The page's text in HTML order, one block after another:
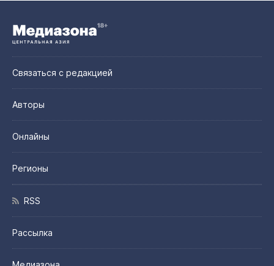
Связаться с редакцией
Авторы
Онлайны
Регионы
RSS
Рассылка